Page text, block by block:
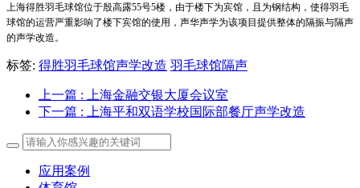
上海得胜羽毛球馆位于殷高露55号5楼，由于楼下为宾馆，且为钢结构，使得羽毛
球馆的运营严重影响了楼下宾馆的使用，声华声学为该项目提供整体的隔振与隔声
的声学改造。
标签: 得胜羽毛球馆声学改造 羽毛球馆隔声
上一篇 : 上海金融交银大厦会议室
下一篇 : 上海平和双语学校国际部餐厅声学改造
应用案例